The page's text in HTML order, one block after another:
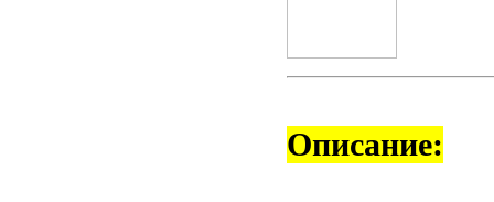
Описание: